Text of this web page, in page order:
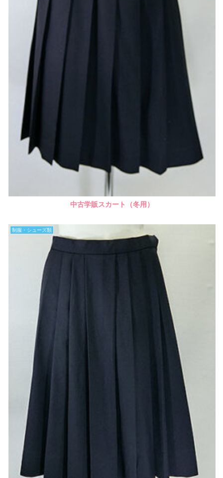
中古学販スカート（冬用）
制服・シューズ類